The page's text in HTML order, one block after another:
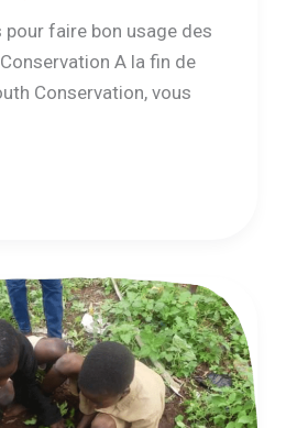
pour faire bon usage des
A la fin de
Conservation, vous